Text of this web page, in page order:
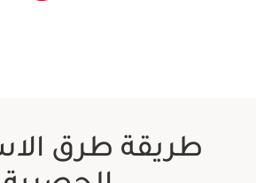
طريقة طرق